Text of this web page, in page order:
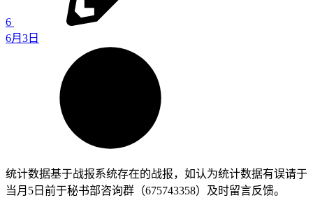
6
6月3日
统计数据基于战报系统存在的战报，如认为统计数据有误请于
当月5日前于秘书部咨询群（675743358）及时留言反馈。